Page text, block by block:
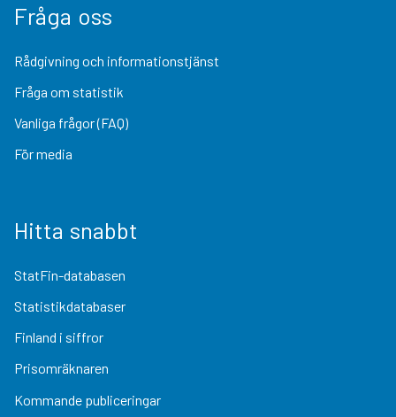
Fråga oss
Rådgivning och informationstjänst
Fråga om statistik
Vanliga frågor (FAQ)
För media
Hitta snabbt
StatFin-databasen
Statistikdatabaser
Finland i siffror
Prisomräknaren
Kommande publiceringar